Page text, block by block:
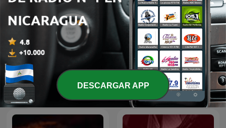
+ DRAMAS ¡Yo Te La Cuento!
Más podcasts internacionales de Cine y TV
DESCARGAR APP